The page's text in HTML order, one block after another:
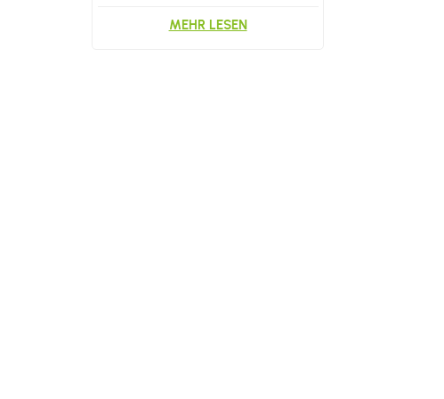
Kosmetikschwämme
MEHR LESEN